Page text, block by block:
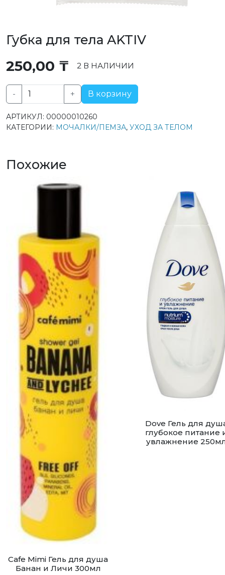
Губка для тела AKTIV
250,00 ₸ 2 В НАЛИЧИИ
-
Количество
Губка
AKTIV
+ В корзину
АРТИКУЛ: 00000010260
КАТЕГОРИИ: МОЧАЛКИ/ПЕМЗА, УХОД ЗА ТЕЛОМ
Похожие
Cafe Mimi Гель для душа
Банан и Личи 300мл
Dove Гель для
глубокое питание
увлажнение